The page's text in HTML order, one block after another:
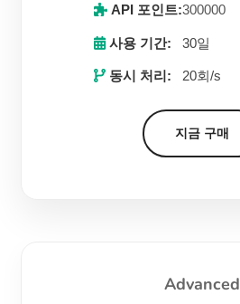
API 포인트:300000
사용 기간: 30일
동시 처리: 20회/s
지금 구매
Advanced